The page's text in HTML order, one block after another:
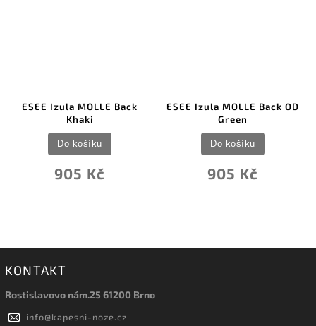
ESEE Izula MOLLE Back OD
905 Kč
Do košíku
DMT DiaSharp
203mm Fine/Extra
2 931 Kč
Do košíku
KONTAKT
Rostislavovo nám.25 61200 Brno
info@kapesni-noze.cz